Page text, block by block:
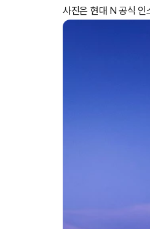
사진은 현대 N 공식 인